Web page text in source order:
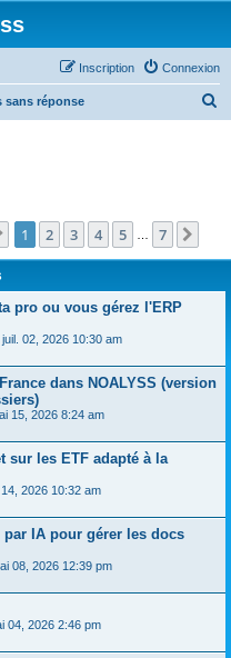
Connexion
Inscription
sans réponse
c
Page 1sur7
1 2 3 4 5 7
pro ou vous gérez l'ERP
juil. 02, 2026 10:30 am
dans NOALYSS (version
15, 2026 8:24 am
sur les ETF adapté à la
2026 10:32 am
IA pour gérer les docs
08, 2026 12:39 pm
04, 2026 2:46 pm